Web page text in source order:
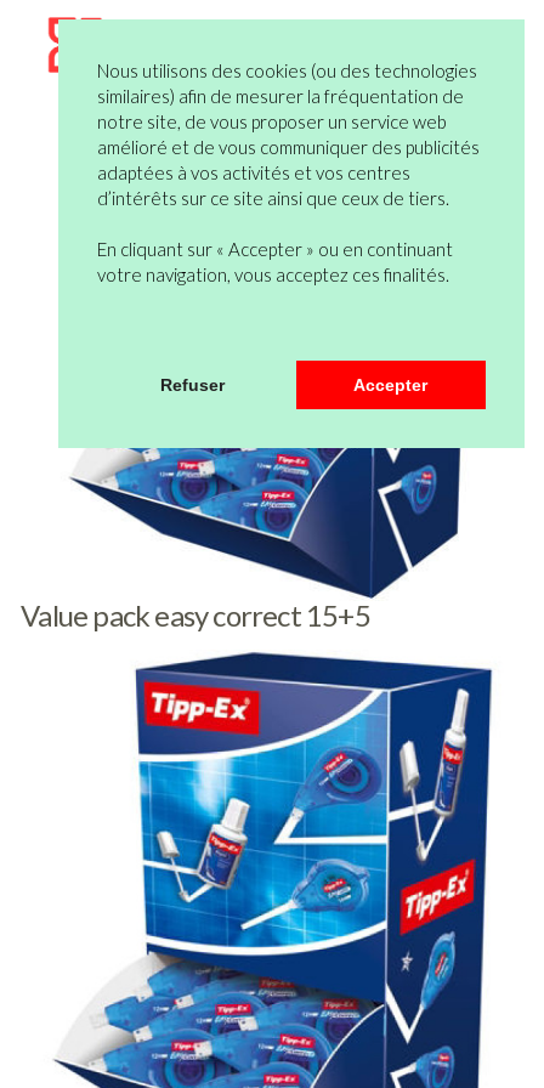
Nous utilisons des cookies (ou des technologies
similaires) afin de mesurer la fréquentation de
notre site, de vous proposer un service web
amélioré et de vous communiquer des publicités
adaptées à vos activités et vos centres
d’intérêts sur ce site ainsi que ceux de tiers.
En cliquant sur « Accepter » ou en continuant
votre navigation, vous acceptez ces finalités.
Refuser Accepter
Value pack easy correct 15+5